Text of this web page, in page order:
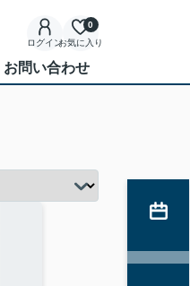
ログインお気に入り
0
お問い合わせ